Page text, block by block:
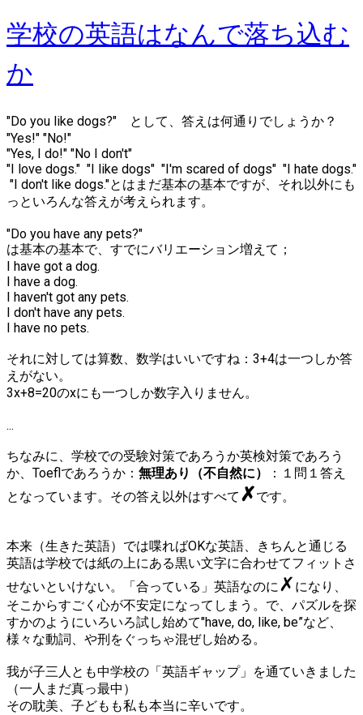
学校の英語はなんで落ち込む
か
"Do you like dogs?" として、答えは何通りでしょうか？
"Yes!" "No!"
"Yes, I do!" "No I don't"
"I love dogs." "I like dogs" "I'm scared of dogs" "I hate dogs."
"I don't like dogs."とはまだ基本の基本ですが、それ以外にも
っといろんな答えが考えられます。
"Do you have any pets?"
は基本の基本で、すでにバリエーション増えて；
I have got a dog.
I have a dog.
I haven't got any pets.
I don't have any pets.
I have no pets.
それに対しては算数、数学はいいですね：3+4は一つしか答
えがない。
3x+8=20のxにも一つしか数字入りません。
...
ちなみに、学校での受験対策であろうか英検対策であろう
か、Toeflであろうか： 無理あり（不自然に）
：１問１答え
となっています。その答え以外はすべて ✗です。
本来（生きた英語）では喋ればOKな英語、きちんと通じる
英語は学校では紙の上にある黒い文字に合わせてフィットさ
せないといけない。「合っている」英語なのに✗ になり、
そこからすごく心が不安定になってしまう。で、パズルを探
すかのようにいろいろ試し始めて"have, do, like, be”など、
様々な動詞、や刑をぐっちゃ混ぜし始める。
我が子三人とも中学校の「英語ギャップ」を通ていきました
（一人まだ真っ最中）
その耽美、子どもも私も本当に辛いです。